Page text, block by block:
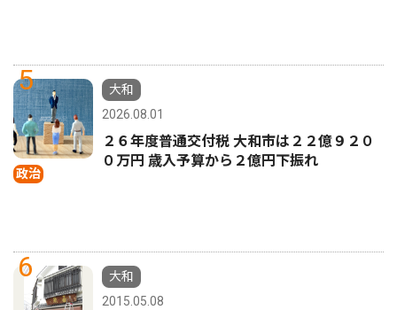
5
政治
大和
2026.08.01
２６年度普通交付税 大和市は２２億９２０
０万円 歳入予算から２億円下振れ
6
大和
2015.05.08